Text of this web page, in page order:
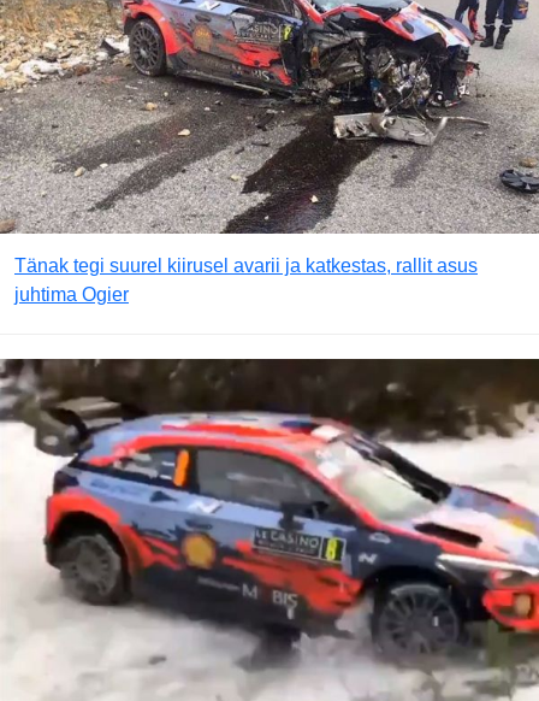
Tänak tegi suurel kiirusel avarii ja katkestas, rallit asus
juhtima Ogier